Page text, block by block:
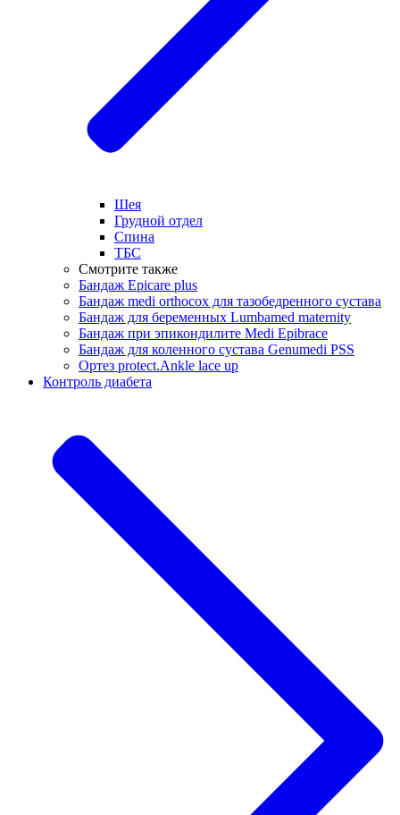
Шея
Грудной отдел
Спина
ТБС
Смотрите также
Бандаж Epicare plus
Бандаж medi orthocox для тазобедренного сустава
Бандаж для беременных Lumbamed maternity
Бандаж при эпикондилите Medi Epibrace
Бандаж для коленного сустава Genumedi PSS
Ортез protect.Ankle lace up
Контроль диабета